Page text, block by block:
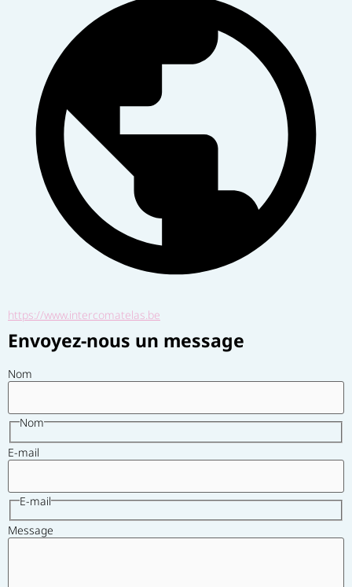
https://www.intercomatelas.be
Envoyez-nous un message
Nom
Nom
E-mail
E-mail
Message